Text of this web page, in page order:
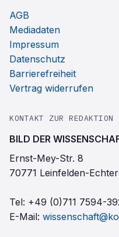
AGB
Mediadaten
Impressum
Datenschutz
Barrierefreiheit
Vertrag widerrufen
KONTAKT ZUR REDAKTION
BILD DER
Ernst-Mey-Str. 8
70771 Leinfelden-
Tel: +49 (0)711 7594-
E-Mail: